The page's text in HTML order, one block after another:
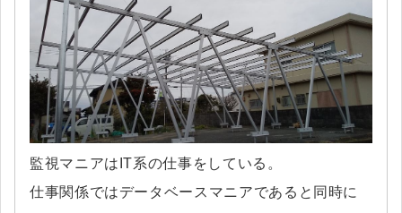
監視マニアはIT系の仕事をしている。
仕事関係ではデータベースマニアであると同時に